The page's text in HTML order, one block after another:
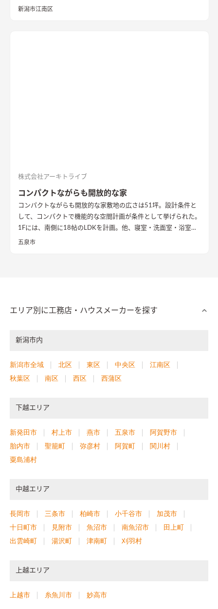
線をシンプルにし、コンパクトな間取りに。 コンパクトな部屋
新潟市江南区
株式会社アーキトライブ
コンパクトながらも開放的な家
コンパクトながらも開放的な家敷地の広さは51坪。設計条件と
して、コンパクトで機能的な空間計画が条件として挙げられた。
1Fには、南側に18帖のLDKを計画。他、寝室・洗面室・浴室を
配置した。玄関には十分な広さのシュークローズを設置し、シ
た。背面にはオリジナルの食器棚を設置し十分な収納を確保。
ンティークドアを採用し空間にアクセント与えている。
五泉市
エリア別に工務店・ハウスメーカーを探す
新潟市内
新潟市全域 北区 東区 中央区
江南区
秋葉区
南区 西区 西蒲区
下越エリア
新発田市 村上市 燕市 五泉市
阿賀野市
胎内市
聖籠町 弥彦村 阿賀町
関川村
粟島浦村
中越エリア
長岡市 三条市 柏崎市 小千谷市
加茂市
十日町市
見附市 魚沼市 南魚沼市
田上町
出雲崎町
湯沢町 津南町 刈羽村
上越エリア
上越市 糸魚川市 妙高市